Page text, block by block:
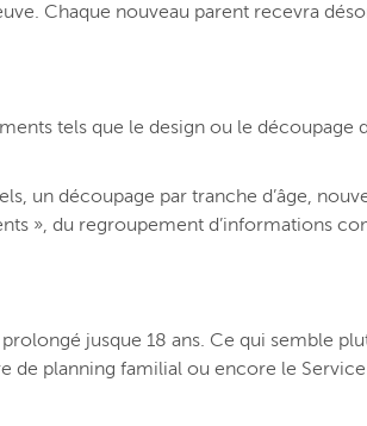
Chaque nouveau parent recevra
tels que le design ou le découpage
un découpage par tranche d’âge,
», du regroupement d’informations
prolongé jusque 18 ans. Ce qui semble
de planning familial ou encore le